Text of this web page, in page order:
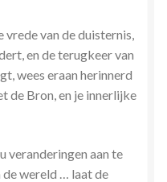
vrede van de duisternis,
en de terugkeer van
wees eraan herinnerd
de Bron, en je innerlijke
veranderingen aan te
wereld … laat de